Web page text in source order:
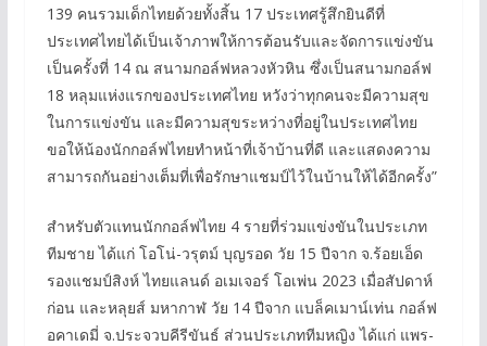
139 คนรวมเด็กไทยด้วยทั้งสิ้น 17 ประเทศรู้สึกยินดีที่
ประเทศไทยได้เป็นเจ้าภาพให้การต้อนรับและจัดการแข่งขัน
เป็นครั้งที่ 14 ณ สนามกอล์ฟหลวงหัวหิน ซึ่งเป็นสนามกอล์ฟ
18 หลุมแห่งแรกของประเทศไทย หวังว่าทุกคนจะมีความสุข
ในการแข่งขัน และมีความสุขระหว่างที่อยู่ในประเทศไทย
ขอให้น้องนักกอล์ฟไทยทำหน้าที่เจ้าบ้านที่ดี และแสดงความ
สามารถกันอย่างเต็มที่เพื่อรักษาแชมป์ไว้ในบ้านให้ได้อีกครั้ง”
สำหรับตัวแทนนักกอล์ฟไทย 4 รายที่ร่วมแข่งขันในประเภท
ทีมชาย ได้แก่ โอโน่-วรุตม์ บุญรอด วัย 15 ปีจาก จ.ร้อยเอ็ด
รองแชมป์สิงห์ ไทยแลนด์ อเมเจอร์ โอเพ่น 2023 เมื่อสัปดาห์
ก่อน และหลุยส์ มหากาฬ วัย 14 ปีจาก แบล็คเมาน์เท่น กอล์ฟ
อคาเดมี่ จ.ประจวบคีรีขันธ์ ส่วนประเภททีมหญิง ได้แก่ แพร-